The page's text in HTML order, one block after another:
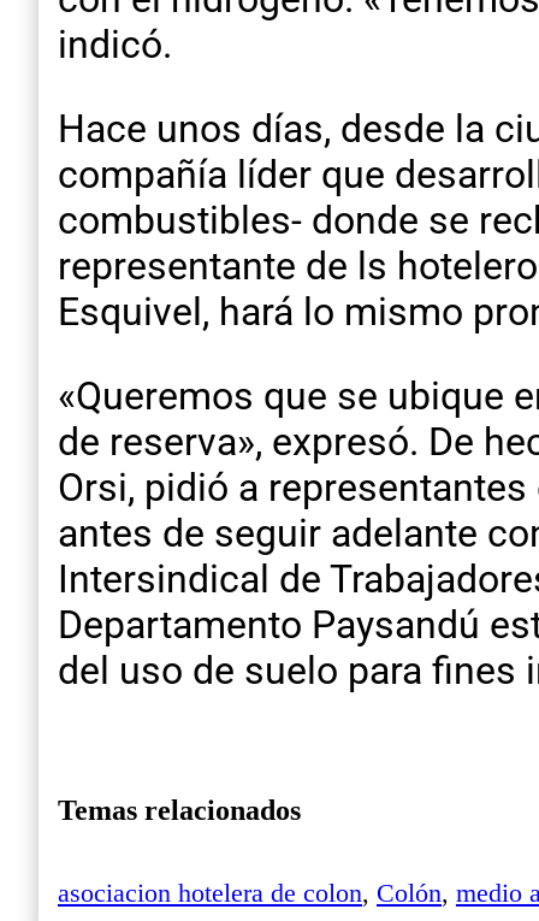
indicó.
Hace unos días, desde la
compañía líder que
combustibles- donde se
representante de ls
Esquivel, hará lo mismo
«Queremos que se ubique
de reserva», expresó. De
Orsi, pidió a
antes de seguir adelante
Intersindical de
Departamento Paysandú
del uso de suelo para fines
Temas relacionados
asociacion hotelera de colon, Colón, medio